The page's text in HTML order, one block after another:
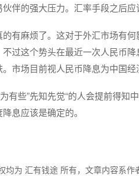
伴的强大压力。汇率手段之后应
有麻烦了。这对于外汇市场有
过这个势头在最近一次人民币
市场目前视人民币降息为中国经
有些”先知先觉“的人会提前得
息应该是确定的。
均为 汇有钱途 所有，文章内容系